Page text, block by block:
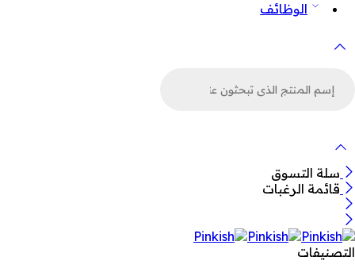
الوظائف
سلة التسوق
قائمة الرغبات
التصنيفات